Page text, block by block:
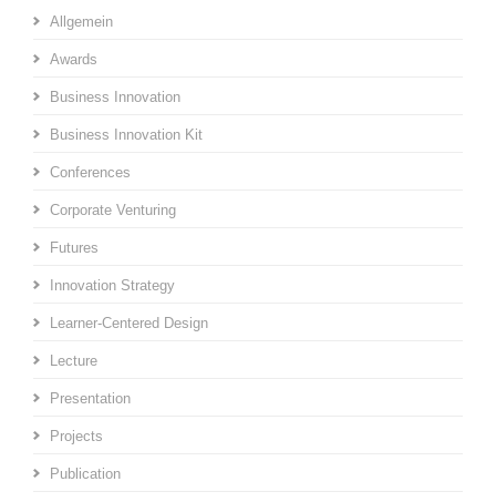
Allgemein
Awards
Business Innovation
Business Innovation Kit
Conferences
Corporate Venturing
Futures
Innovation Strategy
Learner-Centered Design
Lecture
Presentation
Projects
Publication